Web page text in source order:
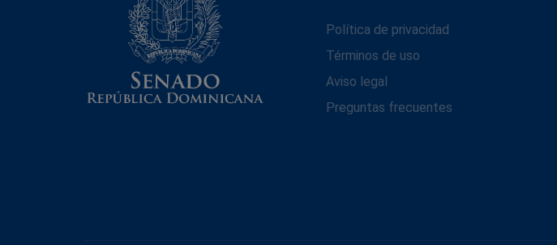
Política de privacidad
Términos de uso
Aviso legal
Preguntas frecuentes